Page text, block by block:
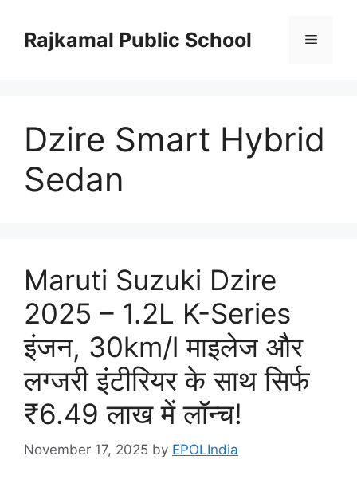
contentRajkamal Public School Menu
Dzire Smart Hybrid
Sedan
Maruti Suzuki Dzire
2025 – 1.2L K-Series
इंजन, 30km/l माइलेज और
लग्जरी इंटीरियर के साथ सिर्फ
₹6.49 लाख में लॉन्च!
November 17, 2025 by EPOLIndia